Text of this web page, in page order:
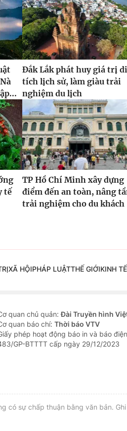
Đắk Lắk phát huy giá trị di
tích lịch sử, làm giàu trải
nghiệm du lịch
tế
TP Hồ Chí Minh xây dựng
điểm đến an toàn, nâng
trải nghiệm cho du khách
XÃ HỘIPHÁP LUẬTTHẾ GIỚIKINH TẾ
quan chủ quản:Đài Truyền hình
quan báo chí: Thời báo VTV
phép hoạt động báo in và báo
GP-BTTTT cấp ngày 29/12/2023
có sự chấp thuận bằng văn bản.